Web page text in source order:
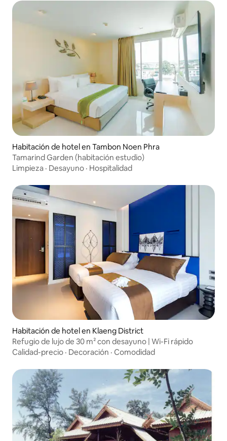
Habitación de hotel en Tambon Noen Phra
Tamarind Garden (habitación estudio)
Limpieza · Desayuno · Hospitalidad
Habitación de hotel en Klaeng District
Refugio de lujo de 30 m² con desayuno | Wi-Fi rápido
Calidad-precio · Decoración · Comodidad